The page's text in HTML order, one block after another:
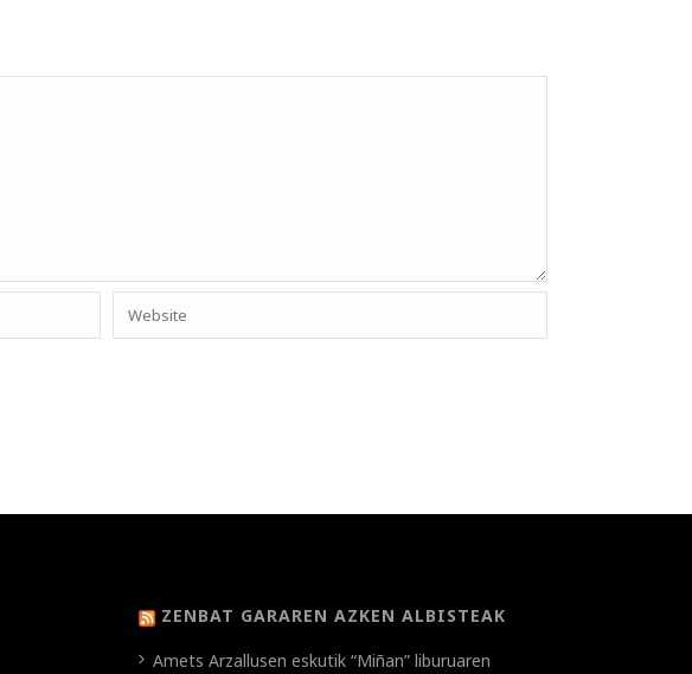
ZENBAT GARAREN AZKEN ALBISTEAK
Amets Arzallusen eskutik “Miñan” liburuaren